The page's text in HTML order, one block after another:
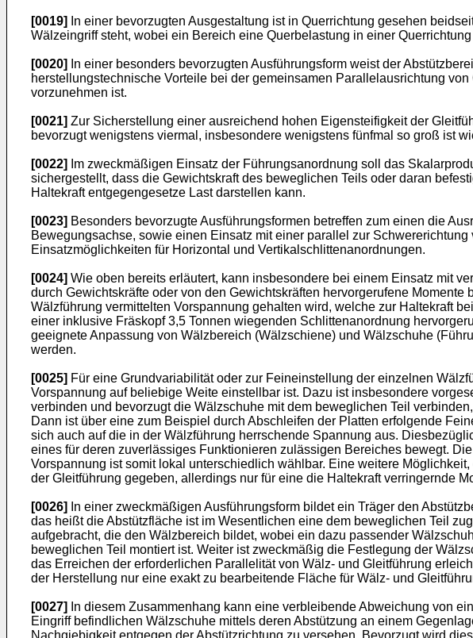
[0019]
In einer bevorzugten Ausgestaltung ist in Querrichtung gesehen
Wälzeingriff steht, wobei ein Bereich eine Querbelastung in einer
[0020]
In einer besonders bevorzugten Ausführungsform weist der
herstellungstechnische Vorteile bei der gemeinsamen Parallelausrichtung
vorzunehmen ist.
[0021] Zur Sicherstellung einer ausreichend hohen Eigensteifigkeit der
bevorzugt wenigstens viermal, insbesondere wenigstens fünfmal so groß ist
[0022]
Im zweckmäßigen Einsatz der Führungsanordnung soll das
sichergestellt, dass die Gewichtskraft des beweglichen Teils oder daran
Haltekraft entgegengesetze Last darstellen kann.
[0023] Besonders bevorzugte Ausführungsformen betreffen zum einen die
Bewegungsachse, sowie einen Einsatz mit einer parallel zur
Einsatzmöglichkeiten für Horizontal und Vertikalschlittenanordnungen.
[0024] Wie oben bereits erläutert, kann insbesondere bei einem Einsatz mit
durch Gewichtskräfte oder von den Gewichtskräften hervorgerufene
Wälzführung vermittelten Vorspannung gehalten wird, welche zur Haltekraft
einer inklusive Fräskopf 3,5 Tonnen wiegenden Schlittenanordnung
geeignete Anpassung von Wälzbereich (Wälzschiene) und Wälzschuhe
werden.
[0025] Für eine Grundvariabilität oder zur Feineinstellung der einzelnen
Vorspannung auf beliebige Weite einstellbar ist. Dazu ist insbesondere
verbinden und bevorzugt die Wälzschuhe mit dem beweglichen Teil
Dann ist über eine zum Beispiel durch Abschleifen der Platten erfolgende
sich auch auf die in der Wälzführung herrschende Spannung aus.
eines für deren zuverlässiges Funktionieren zulässigen Bereiches bewegt.
Vorspannung ist somit lokal unterschiedlich wählbar. Eine weitere
der Gleitführung gegeben, allerdings nur für eine die Haltekraft verringernde
[0026]
In einer zweckmäßigen Ausführungsform bildet ein Träger den
das heißt die Abstützfläche ist im Wesentlichen eine dem beweglichen Teil
aufgebracht, die den Wälzbereich bildet, wobei ein dazu passender
beweglichen Teil montiert ist. Weiter ist zweckmäßig die Festlegung der
das Erreichen der erforderlichen Parallelität von Wälz- und Gleitführung
der Herstellung nur eine exakt zu bearbeitende Fläche für Wälz- und
[0027]
In diesem Zusammenhang kann eine verbleibende Abweichung von
Eingriff befindlichen Wälzschuhe mittels deren Abstützung an einem
Nachgiebigkeit entgegen der Abstützrichtung zu versehen. Bevorzugt wird